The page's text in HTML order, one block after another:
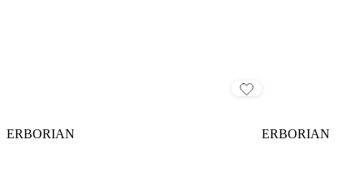
ERBORIAN ERBORIAN